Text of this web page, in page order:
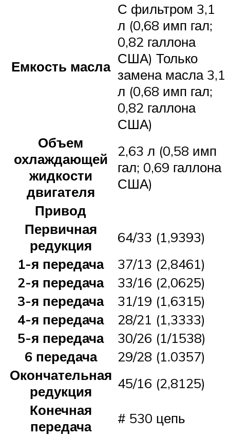
Емкость масла
С фильтром 3,1
л (0,68 имп гал;
0,82 галлона
США) Только
замена масла 3,1
л (0,68 имп гал;
0,82 галлона
США)
Объем
охлаждающей
жидкости
двигателя
2,63 л (0,58 имп
гал; 0,69 галлона
США)
Привод
Первичная
редукция
64/33 (1,9393)
1-я передача
37/13 (2,8461)
2-я передача
33/16 (2,0625)
3-я передача
31/19 (1,6315)
4-я передача
28/21 (1,3333)
5-я передача
30/26 (1/1538)
6 передача
29/28 (1.0357)
Окончательная
редукция
45/16 (2,8125)
Конечная
передача
# 530 цепь